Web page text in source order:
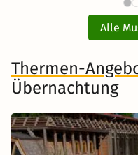
Disneys DER
mit
Musical
Zum
Alle
Thermen-
Übernachtung